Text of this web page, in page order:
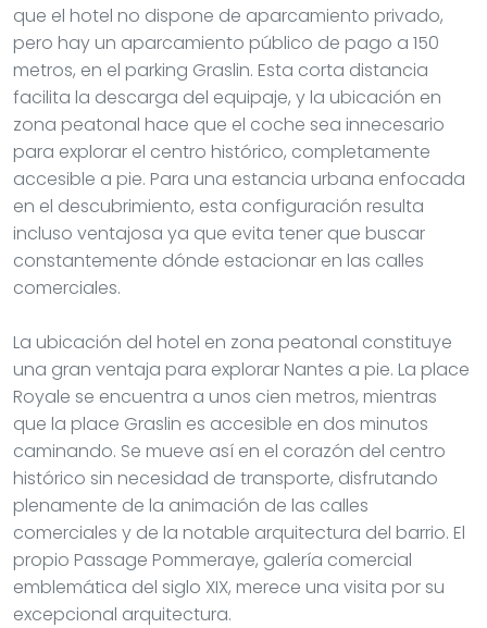
que el hotel no dispone de aparcamiento privado,
pero hay un aparcamiento público de pago a 150
metros, en el parking Graslin. Esta corta distancia
facilita la descarga del equipaje, y la ubicación en
zona peatonal hace que el coche sea innecesario
para explorar el centro histórico, completamente
accesible a pie. Para una estancia urbana enfocada
en el descubrimiento, esta configuración resulta
incluso ventajosa ya que evita tener que buscar
constantemente dónde estacionar en las calles
comerciales.
La ubicación del hotel en zona peatonal constituye
una gran ventaja para explorar Nantes a pie. La place
Royale se encuentra a unos cien metros, mientras
que la place Graslin es accesible en dos minutos
caminando. Se mueve así en el corazón del centro
histórico sin necesidad de transporte, disfrutando
plenamente de la animación de las calles
comerciales y de la notable arquitectura del barrio. El
propio Passage Pommeraye, galería comercial
emblemática del siglo XIX, merece una visita por su
excepcional arquitectura.